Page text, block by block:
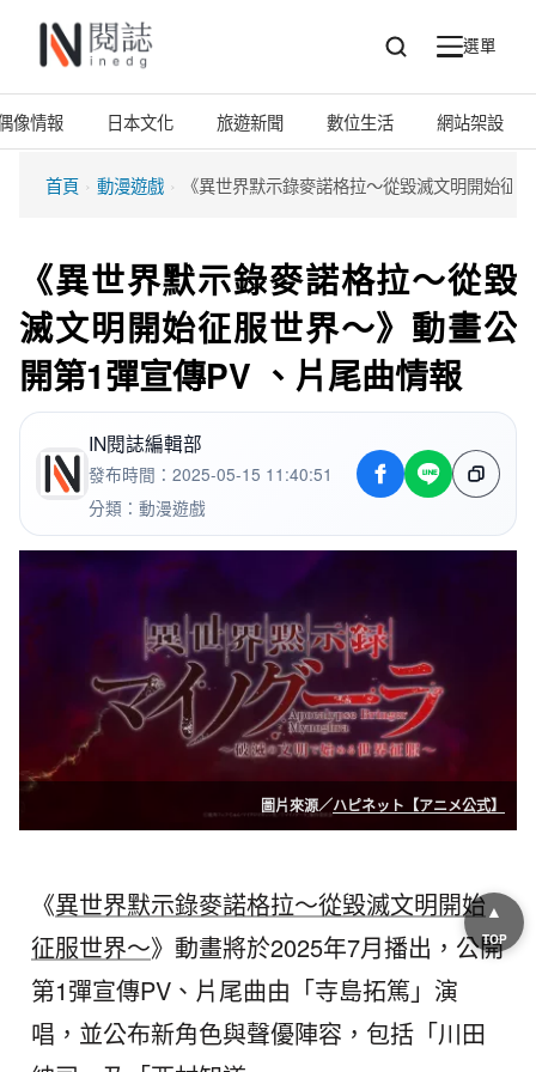
搜
尋
選單
選
單
像情報 日本文化 旅遊新聞 數位生活 網站架設
首頁 › 動漫遊戲 › 《異世界默示錄麥諾格拉～從毀滅文明開始征
《異世界默示錄麥諾格拉～從毀
滅文明開始征服世界～》動畫公
開第1彈宣傳PV 、片尾曲情報
IN閱誌編輯部
發布時間：2025-05-15 11:40:51
分類： 動漫遊戲
圖片來源／ハピネット【アニメ公式】
《異世界默示錄麥諾格拉～從毀滅文明開始
征服世界～》動畫將於2025年7月播出，公開
第1彈宣傳PV、片尾曲由「寺島拓篤」演
唱，並公布新角色與聲優陣容，包括「川田
▲
TOP